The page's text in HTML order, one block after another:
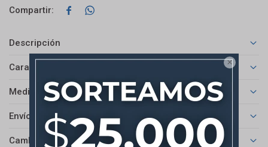

 
Descripción
Características
Medios de pago
Envíos
Cambios y Devoluciones